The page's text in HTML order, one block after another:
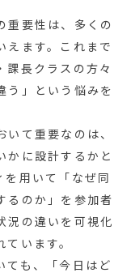
重要性は、多くの
えます。これまで
課長クラスの方々
う」という悩みを
て重要なのは、
かに設計するかと
を用いて「なぜ同
るのか」を参加者
況の違いを可視化
います。
ても、「今日はど